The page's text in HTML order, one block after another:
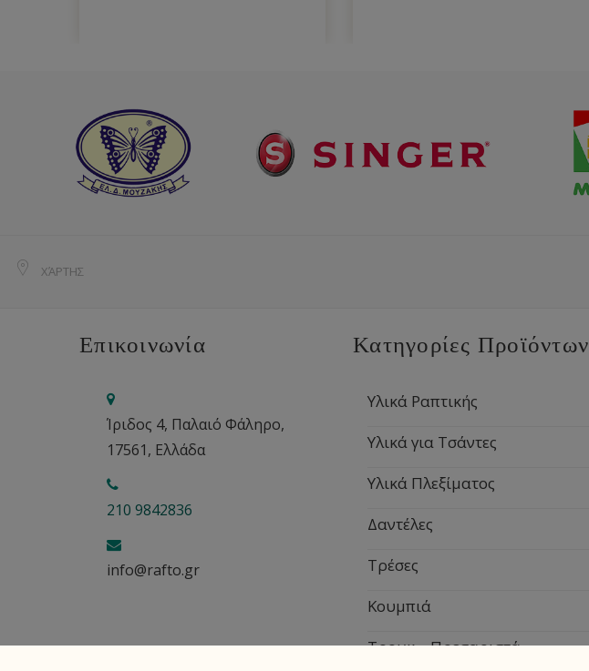
ΧΆΡΤΗΣ
Επικοινωνία
Ίριδος 4, Παλαιό Φάληρο,
17561, Ελλάδα
210 9842836
info@rafto.gr
Κατηγορίες Προϊόντων
Υλικά Ραπτικής
Υλικά για Τσάντες
Υλικά Πλεξίματος
Δαντέλες
Τρέσες
Κουμπιά
Τρουκ – Πρεσαριστά